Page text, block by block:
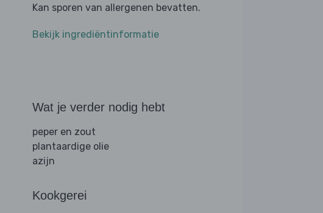
Kan sporen van allergenen bevatten.
Bekijk ingrediëntinformatie
Wat je verder nodig hebt
peper en zout
plantaardige olie
azijn
Kookgerei